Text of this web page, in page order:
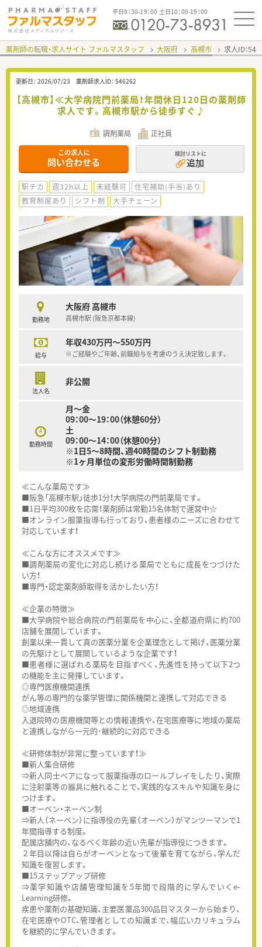
平日9：30-19：00 土日10：00-19：00
薬剤師の転職・求人サイト ファルマスタッフ 大阪府 高槻市 求人ID：
更新日： 2026/07/23 薬剤師求人ID： 546262
【高槻市】≪大学病院門前薬局！年間休日120日の薬剤師
求人です。高槻市駅から徒歩すぐ♪
調剤薬局 正社員
この求人に
問い合わせる
検討リストに
追加
駅チカ 週32h以上 未経験可
住宅補助(手当)あり
教育制度あり
シフト制 大手チェーン
勤務地
大阪府 高槻市
高槻市駅 (阪急京都本線)
給与
年収430万円～550万円
※ご経験やご年齢、前職給与を考慮のうえ決定致します。
法人名
非公開
勤務時間
月～金
09：00～19：00（休憩60分）
土
09：00～14：00（休憩00分）
※1日5～8時間、週40時間のシフト制勤務
※1ヶ月単位の変形労働時間制勤務
≪こんな薬局です≫
■阪急「高槻市駅」徒歩1分！大学病院の門前薬局です。
■1日平均300枚を応需！薬剤師は常勤15名体制で運営中☆
■オンライン服薬指導も行っており、患者様のニーズに合わせて
対応しています！
≪こんな方にオススメです≫
■調剤薬局の変化に対応し続ける薬局でともに成長をつづけた
い方！
■専門・認定薬剤師取得を活かしたい方！
≪企業の特徴≫
■大学病院や総合病院の門前薬局を中心に、全都道府県に約700
店舗を展開しています。
創業以来一貫して真の医薬分業を企業理念として掲げ、医薬分業
の先駆けとして展開しているような企業です！
■患者様に選ばれる薬局を目指すべく、先進性を持って以下2つ
の機能を主に発揮しています。
◎専門医療機関連携
がん等の専門的な薬学管理に関係機関と連携して対応できる
◎地域連携
入退院時の医療機関等との情報連携や、在宅医療等に地域の薬局
と連携しながら一元的･継続的に対応できる
≪研修体制が非常に整っています！≫
■新人集合研修
⇒新人同士ペアになって服薬指導のロールプレイをしたり、実際
に注射薬等の器具に触れることで、実践的なスキルや知識を身に
つけます。
■オーベン・ネーベン制
⇒新人（ネーベン）に指導役の先輩（オーベン）がマンツーマンで1
年間指導する制度。
配属店舗内の、なるべく年齢の近い先輩が指導役につきます。
２年目以降は自らがオーベンとなって後輩を育てながら、学んだ
知識を復習します。
■15ステップアップ研修
⇒薬学知識や店舗管理知識を5年間で段階的に学んでいくe-
Learning研修。
疾患や薬剤の基礎知識、主要医薬品300品目マスターから始まり、
在宅医療やOTC、管理者としての知識まで、幅広いカリキュラム
を継続的に学んでいきます。